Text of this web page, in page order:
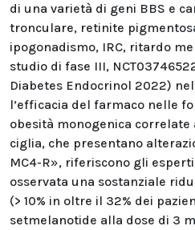
di una varietà di geni BBS e
tronculare, retinite
ipogonadismo, IRC, ritardo
studio di fase III,
Diabetes Endocrinol 2022)
l’efficacia del farmaco nelle
obesità monogenica
ciglia, che presentano
MC4-R», riferiscono gli
osservata una sostanziale
(> 10% in oltre il 32% dei
setmelanotide alla dose di 3